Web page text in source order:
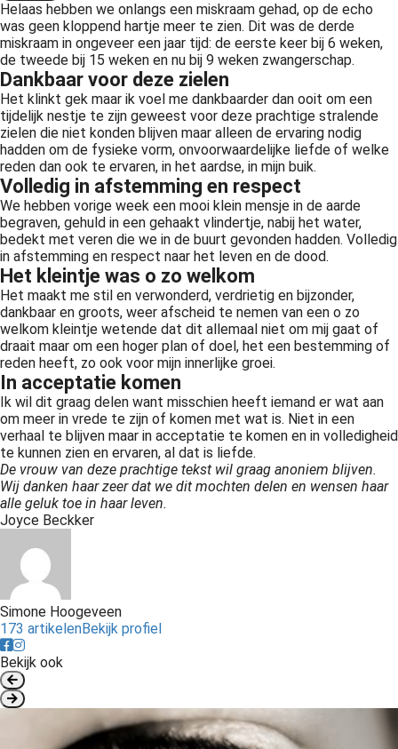
Helaas hebben we onlangs een miskraam gehad, op de echo
was geen kloppend hartje meer te zien. Dit was de derde
miskraam in ongeveer een jaar tijd: de eerste keer bij 6 weken,
de tweede bij 15 weken en nu bij 9 weken zwangerschap.
Dankbaar voor deze zielen
Het klinkt gek maar ik voel me dankbaarder dan ooit om een
tijdelijk nestje te zijn geweest voor deze prachtige stralende
zielen die niet konden blijven maar alleen de ervaring nodig
hadden om de fysieke vorm, onvoorwaardelijke liefde of welke
reden dan ook te ervaren, in het aardse, in mijn buik.
Volledig in afstemming en respect
We hebben vorige week een mooi klein mensje in de aarde
begraven, gehuld in een gehaakt vlindertje, nabij het water,
bedekt met veren die we in de buurt gevonden hadden. Volledig
in afstemming en respect naar het leven en de dood.
Het kleintje was o zo welkom
Het maakt me stil en verwonderd, verdrietig en bijzonder,
dankbaar en groots, weer afscheid te nemen van een o zo
welkom kleintje wetende dat dit allemaal niet om mij gaat of
draait maar om een hoger plan of doel, het een bestemming of
reden heeft, zo ook voor mijn innerlijke groei.
In acceptatie komen
Ik wil dit graag delen want misschien heeft iemand er wat aan
om meer in vrede te zijn of komen met wat is. Niet in een
verhaal te blijven maar in acceptatie te komen en in volledigheid
te kunnen zien en ervaren, al dat is liefde.
De vrouw van deze prachtige tekst wil graag anoniem blijven.
Wij danken haar zeer dat we dit mochten delen en wensen haar
alle geluk toe in haar leven.
Joyce Beckker
Simone Hoogeveen
173 artikelenBekijk profiel
Bekijk ook
gebruikt
te
de
Hierdoor
website-
van